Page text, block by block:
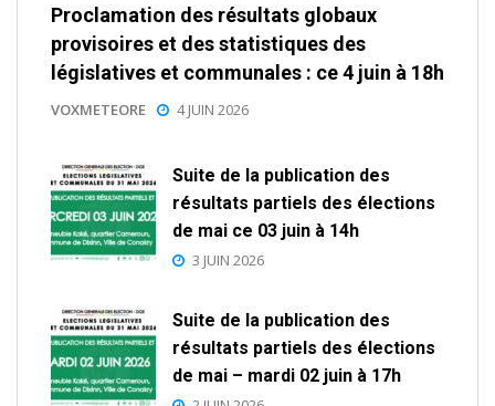
Proclamation des résultats globaux
provisoires et des statistiques des
législatives et communales : ce 4 juin à 18h
VOXMETEORE 4 JUIN 2026
Suite de la publication des
résultats partiels des élections
de mai ce 03 juin à 14h
3 JUIN 2026
Suite de la publication des
résultats partiels des élections
de mai – mardi 02 juin à 17h